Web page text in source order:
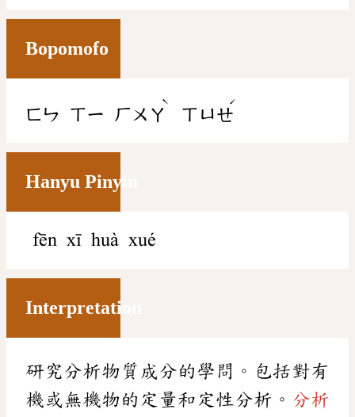
Bopomofo
ㄈㄣ ㄒㄧ ㄏㄨㄚ
ˋ
ㄒㄩㄝ
ˊ
Hanyu Pinyin
fēn xī huà xué
Interpretation
研究分析物質成分的學問。包括對有
機或無機物的定量和定性分析。 分析